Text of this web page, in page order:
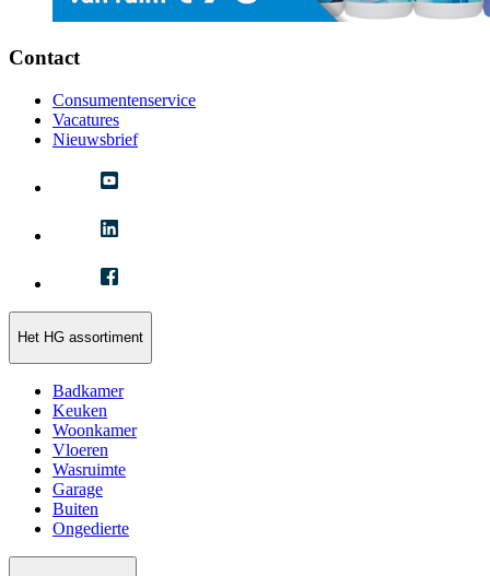
Contact
Consumentenservice
Vacatures
Nieuwsbrief
Het HG assortiment
Badkamer
Keuken
Woonkamer
Vloeren
Wasruimte
Garage
Buiten
Ongedierte